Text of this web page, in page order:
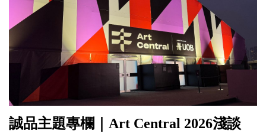
誠品主題專欄｜Art Central 2026淺談